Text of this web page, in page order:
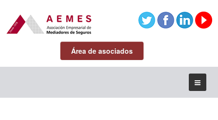
Área de asociados